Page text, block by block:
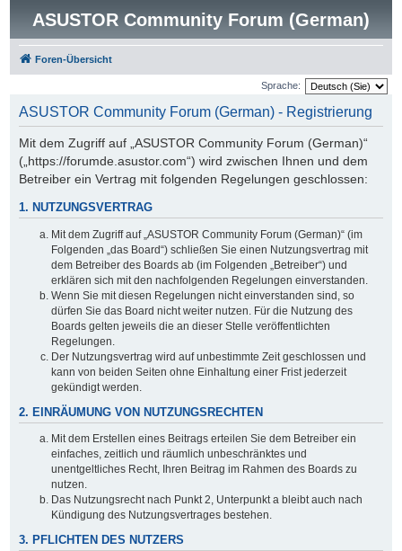
ASUSTOR Community Forum (German)
Foren-Übersicht
Sprache:
ASUSTOR Community Forum (German) - Registrierung
Mit dem Zugriff auf „ASUSTOR Community Forum (German)“
(„https://forumde.asustor.com“) wird zwischen Ihnen und dem
Betreiber ein Vertrag mit folgenden Regelungen geschlossen:
1. NUTZUNGSVERTRAG
Mit dem Zugriff auf „ASUSTOR Community Forum (German)“ (im
Folgenden „das Board“) schließen Sie einen Nutzungsvertrag mit
dem Betreiber des Boards ab (im Folgenden „Betreiber“) und
erklären sich mit den nachfolgenden Regelungen einverstanden.
Wenn Sie mit diesen Regelungen nicht einverstanden sind, so
dürfen Sie das Board nicht weiter nutzen. Für die Nutzung des
Boards gelten jeweils die an dieser Stelle veröffentlichten
Regelungen.
Der Nutzungsvertrag wird auf unbestimmte Zeit geschlossen und
kann von beiden Seiten ohne Einhaltung einer Frist jederzeit
gekündigt werden.
2. EINRÄUMUNG VON NUTZUNGSRECHTEN
Mit dem Erstellen eines Beitrags erteilen Sie dem Betreiber ein
einfaches, zeitlich und räumlich unbeschränktes und
unentgeltliches Recht, Ihren Beitrag im Rahmen des Boards zu
nutzen.
Das Nutzungsrecht nach Punkt 2, Unterpunkt a bleibt auch nach
Kündigung des Nutzungsvertrages bestehen.
3. PFLICHTEN DES NUTZERS